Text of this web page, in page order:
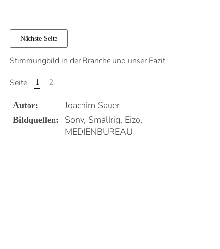
Nächste Seite
Stimmungbild in der Branche und unser Fazit
Seite 1 2
Autor: Joachim Sauer
Bildquellen:
Sony, Smallrig, Eizo,
MEDIENBUREAU